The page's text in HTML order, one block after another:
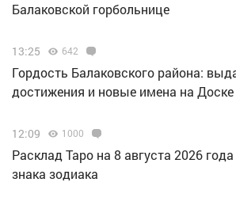
Балаковской горбольнице
13:25 642
Гордость Балаковского района:
достижения и новые имена на Доске
12:09 1000
Расклад Таро на 8 августа 2026
знака зодиака